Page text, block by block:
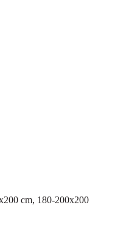
cm, 180-200x200